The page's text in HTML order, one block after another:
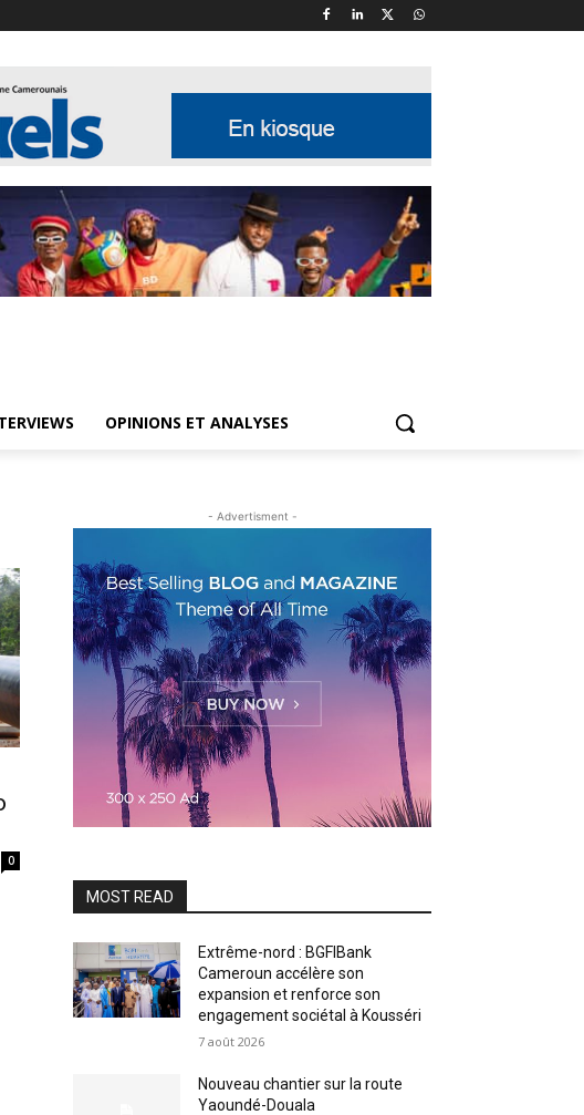
OPINIONS ET ANALYSES
0
- Advertisment -
MOST READ
Extrême-nord : BGFIBank
Cameroun accélère son
expansion et renforce son
engagement sociétal à Kousséri
7 août 2026
Nouveau chantier sur la route
Yaoundé-Douala